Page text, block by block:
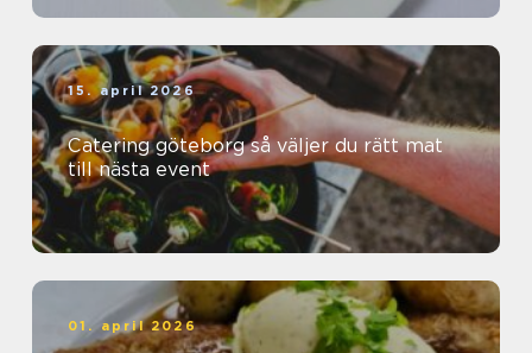
15. april 2026
Catering göteborg så väljer du rätt mat
till nästa event
01. april 2026